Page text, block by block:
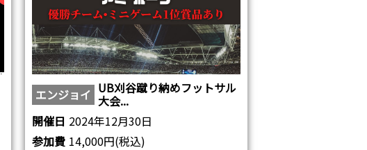
エンジョイ UB刈谷蹴り納めフットサル
大会...
開催日 2024年12月30日
参加費 14,000円(税込)